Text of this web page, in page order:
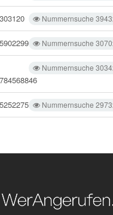
Nummernsuche
Nummernsuche
Nummernsuche
Nummernsuche